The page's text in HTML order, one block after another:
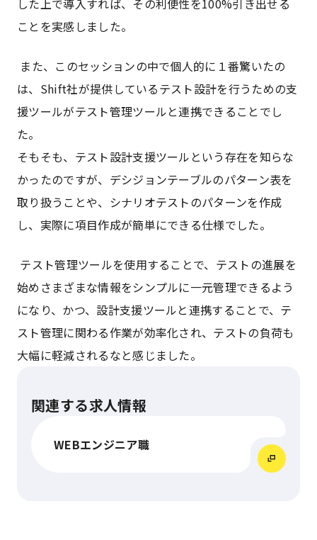
した上で導入すれば、その利便性を100%引き出せる
ことを実感しました。
また、このセッションの中で個人的に１番驚いたの
は、Shift社が提供しているテスト設計を行うための支
援ツールがテスト管理ツールと連携できることでし
た。
そもそも、テスト設計支援ツールという存在を知らな
かったのですが、デシジョンテーブルのパターン表を
取り扱うことや、シナリオテストのパターンを作成
し、実際に項目作成が簡単にできる仕様でした。
テスト管理ツールを使用することで、テストの進展を
始めさまざまな情報をシンプルに一元管理できるよう
になり、かつ、設計支援ツールと連携することで、テ
スト管理に関わる作業が効率化され、テストの負荷も
大幅に軽減されるなと感じました。
関連する求人情報
WEBエンジニア職